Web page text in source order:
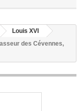
Louis XVI
des Cévennes,